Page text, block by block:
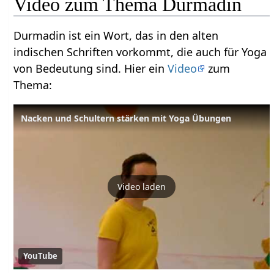
Durmadin ist ein Wort, das in den alten
indischen Schriften vorkommt, die auch für Yoga
von Bedeutung sind. Hier einVideo
zum
Thema:
Nacken und Schultern stärken mit Yoga Übungen
Video laden
YouTube